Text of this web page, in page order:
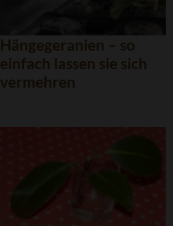
Hängegeranien – so
einfach lassen sie sich
vermehren